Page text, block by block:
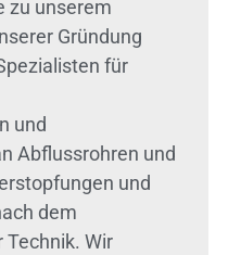
zu unserem
Gründung
für
und
Abflussrohren und
und
dem
Technik. Wir